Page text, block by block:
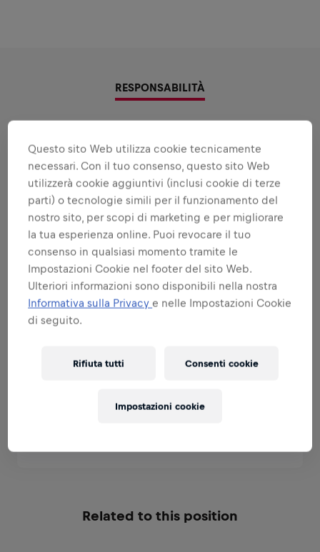
RESPONSABILITÀ
gioco
Tutte le resposnabilità che ti affideremo:
Espandi
ESSERE UN BRAND & PRODUCT
AMBASSADOR
Related to this position
Questo sito Web utilizza cookie tecnicamente
necessari. Con il tuo consenso, questo sito Web
utilizzerà cookie aggiuntivi (inclusi cookie di terze
parti) o tecnologie simili per il funzionamento del
nostro sito, per scopi di marketing e per migliorare
la tua esperienza online. Puoi revocare il tuo
consenso in qualsiasi momento tramite le
Impostazioni Cookie nel footer del sito Web.
Ulteriori informazioni sono disponibili nella nostra
Informativa sulla Privacy e nelle Impostazioni Cookie
di seguito.
Rifiuta tutti Consenti cookie
Impostazioni cookie